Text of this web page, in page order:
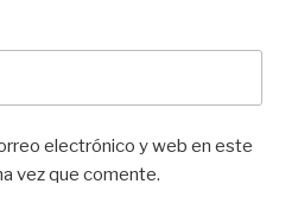
electrónico y web en este
vez que comente.